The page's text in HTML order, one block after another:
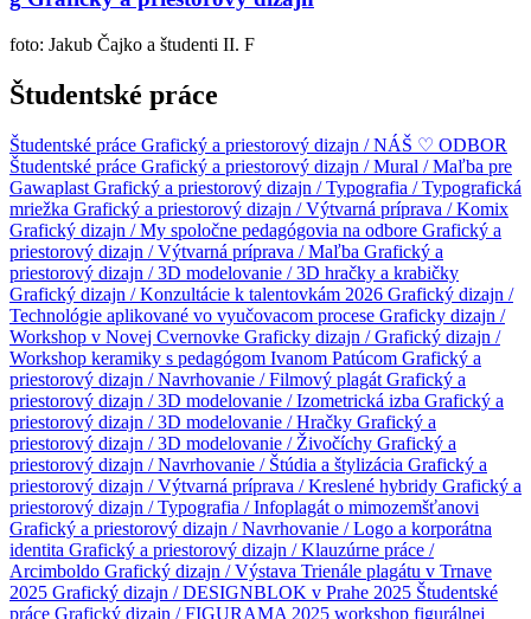
foto: Jakub Čajko a študenti II. F
Študentské práce
Študentské práce Grafický a priestorový dizajn / NÁŠ ♡ ODBOR
Študentské práce Grafický a priestorový dizajn / Mural / Maľba pre
GawaplastGrafický a priestorový dizajn / Typografia / Typografická
mriežka Grafický a priestorový dizajn / Výtvarná príprava / Komix
Grafický dizajn / My spoločne pedagógovia na odbore Grafický a
priestorový dizajn / Výtvarná príprava / Maľba Grafický a
priestorový dizajn / 3D modelovanie / 3D hračky a krabičky
Grafický dizajn / Konzultácie k talentovkám 2026 Grafický dizajn /
Technológie aplikované vo vyučovacom procese Graficky dizajn /
Workshop v Novej Cvernovke Graficky dizajn /Grafický dizajn /
Workshop keramiky s pedagógom Ivanom Patúcom Grafický a
priestorový dizajn / Navrhovanie / Filmový plagátGrafický a
priestorový dizajn / 3D modelovanie / Izometrická izba Grafický a
priestorový dizajn / 3D modelovanie / Hračky Grafický a
priestorový dizajn / 3D modelovanie / Živočíchy Grafický a
priestorový dizajn / Navrhovanie / Štúdia a štylizácia Grafický a
priestorový dizajn / Výtvarná príprava / Kreslené hybridy Grafický a
priestorový dizajn / Typografia / Infoplagát o mimozemšťanovi
Grafický a priestorový dizajn / Navrhovanie / Logo a korporátna
identita Grafický a priestorový dizajn / Klauzúrne práce /
Arcimboldo Grafický dizajn / Výstava Trienále plagátu v Trnave
2025 Grafický dizajn / DESIGNBLOK v Prahe 2025 Študentské
práce Grafický dizajn / FIGURAMA 2025 workshop figurálnej